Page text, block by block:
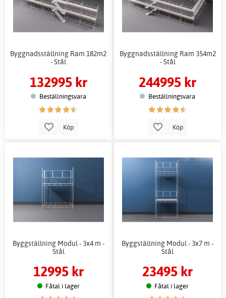
Byggnadsställning Ram 182m2
- Stål
132995 kr
Beställningsvara
Köp
Byggnadsställning Ram 354m2
- Stål
244995 kr
Beställningsvara
Köp
Byggställning Modul - 3x4 m -
Stål
12995 kr
Fåtal i lager
Byggställning Modul - 3x7 m -
Stål
23495 kr
Fåtal i lager